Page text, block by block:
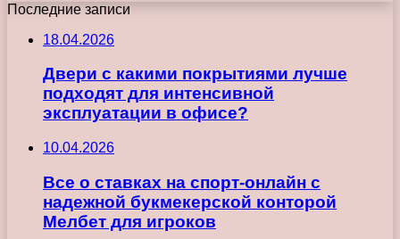
Последние записи
18.04.2026
Двери с какими покрытиями лучше
подходят для интенсивной
эксплуатации в офисе?
10.04.2026
Все о ставках на спорт-онлайн с
надежной букмекерской конторой
Мелбет для игроков